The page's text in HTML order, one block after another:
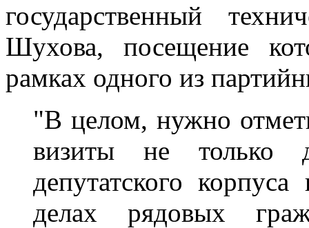
государственный
Шухова, посещение
рамках одного из
"В целом, нужно
визиты не только
депутатского
делах рядовых